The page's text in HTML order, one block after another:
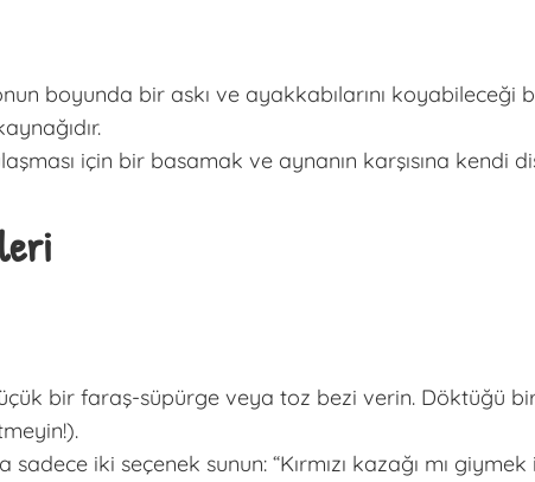
boyunda bir askı ve ayakkabılarını
için bir basamak ve aynanın karşısına kendi
bir faraş-süpürge veya toz bezi verin. Döktüğü
sadece iki seçenek sunun: “Kırmızı kazağı mı